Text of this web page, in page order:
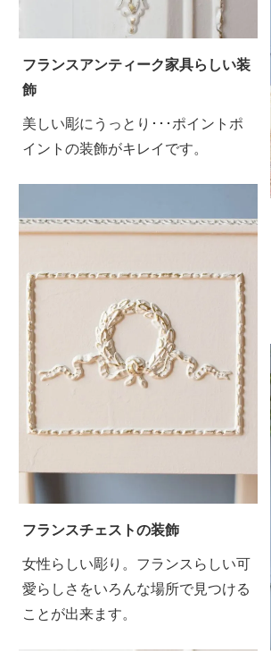
フランスアンティーク家具らしい装
飾
美しい彫にうっとり･･･ポイントポ
イントの装飾がキレイです。
フランスチェストの装飾
女性らしい彫り。フランスらしい可
愛らしさをいろんな場所で見つける
ことが出来ます。